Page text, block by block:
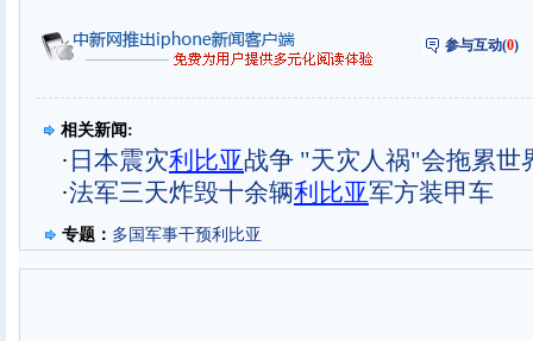
参与互动(0)
相关新闻:
· 日本震灾利比亚战争 "天灾人祸"会拖累世
·法军三天炸毁十余辆利比亚军方装甲车
专题： 多国军事干预利比亚